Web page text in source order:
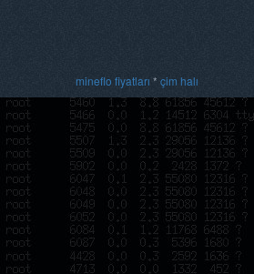
mineflo fiyatları * çim halı